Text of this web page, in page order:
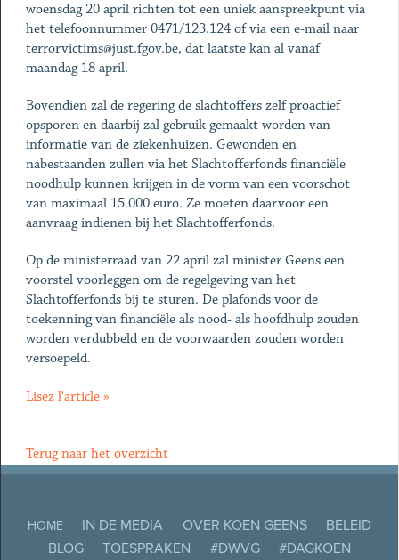
woensdag 20 april richten tot een uniek aanspreekpunt via
het telefoonnummer 0471/123.124 of via een e-mail naar
terrorvictims@just.fgov.be, dat laatste kan al vanaf
maandag 18 april.
Bovendien zal de regering de slachtoffers zelf proactief
opsporen en daarbij zal gebruik gemaakt worden van
informatie van de ziekenhuizen. Gewonden en
nabestaanden zullen via het Slachtofferfonds financiële
noodhulp kunnen krijgen in de vorm van een voorschot
van maximaal 15.000 euro. Ze moeten daarvoor een
aanvraag indienen bij het Slachtofferfonds.
Op de ministerraad van 22 april zal minister Geens een
voorstel voorleggen om de regelgeving van het
Slachtofferfonds bij te sturen. De plafonds voor de
toekenning van financiële als nood- als hoofdhulp zouden
worden verdubbeld en de voorwaarden zouden worden
versoepeld.
Lisez l'article »
Terug naar het overzicht
HOME IN DE MEDIA OVER KOEN GEENS
BELEID
BLOG
TOESPRAKEN #DWVG
#DAGKOEN